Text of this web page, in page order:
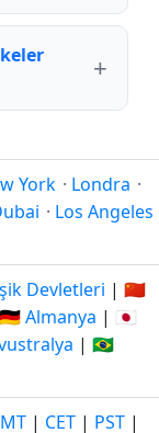
York · Londra ·
· Los Angeles
Devletleri | 🇨🇳
🇩🇪 Almanya | 🇯🇵
| 🇧🇷
| CET | PST |